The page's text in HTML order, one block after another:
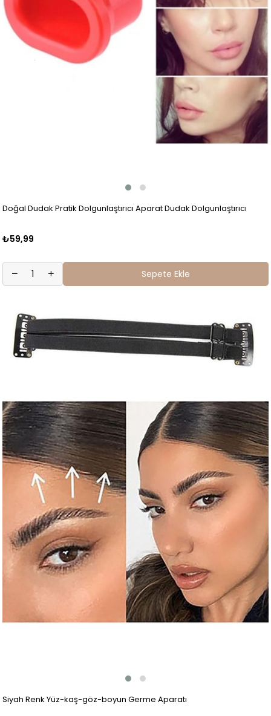
Doğal Dudak Pratik Dolgunlaştırıcı Aparat Dudak Dolgunlaştırıcı
₺59,99
Sepete Ekle
Siyah Renk Yüz-kaş-göz-boyun Germe Aparatı